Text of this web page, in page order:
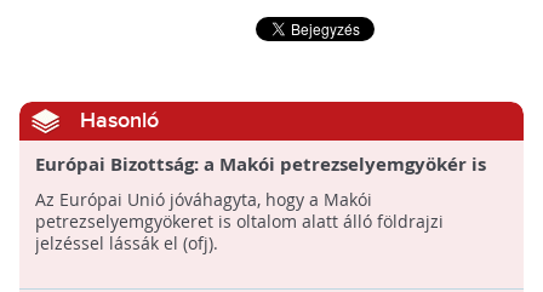
Hasonló
Európai Bizottság: a Makói petrezselyemgyökér is
oltalom alatt álló földrajzi jelzést kap
Az Európai Unió jóváhagyta, hogy a Makói
petrezselyemgyökeret is oltalom alatt álló földrajzi
jelzéssel lássák el (ofj).